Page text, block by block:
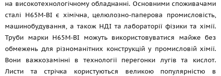
на високотехнологічному обладнанні. Основними споживачами
сталі Н65М-ВІ є хімічна, целюлозно-паперова промисловість,
машинобудування, а також НДІ та лабораторії фізики та хімії.
Труби марки Н65М-ВІ можуть використовуватися майже без
обмежень для різноманітних конструкцій у промисловій хімії.
Вони важкозамінні в технології перегонки лугів та кислот.
Листи та стрічка користуються великою популярністю в